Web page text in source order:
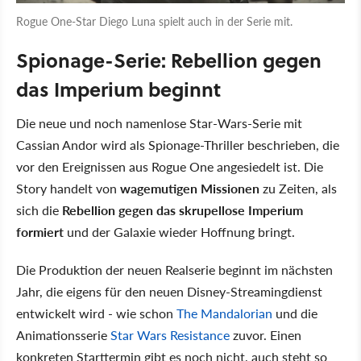
Rogue One-Star Diego Luna spielt auch in der Serie mit.
Spionage-Serie: Rebellion gegen
das Imperium beginnt
Die neue und noch namenlose Star-Wars-Serie mit
Cassian Andor wird als Spionage-Thriller beschrieben, die
vor den Ereignissen aus Rogue One angesiedelt ist. Die
Story handelt von wagemutigen Missionenzu Zeiten, als
sich die Rebellion gegen das skrupellose Imperium
formiert und der Galaxie wieder Hoffnung bringt.
Die Produktion der neuen Realserie beginnt im nächsten
Jahr, die eigens für den neuen Disney-Streamingdienst
entwickelt wird - wie schon The Mandalorian und die
AnimationsserieStar Wars Resistancezuvor. Einen
konkreten Starttermin gibt es noch nicht, auch steht so